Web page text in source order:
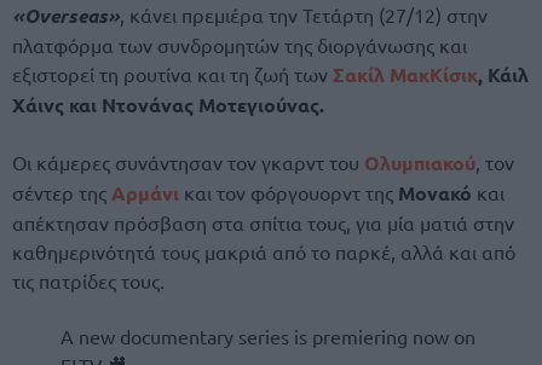
«Overseas», κάνει πρεμιέρα την Τετάρτη (27/12) στην
πλατφόρμα των συνδρομητών της διοργάνωσης και
εξιστορεί τη ρουτίνα και τη ζωή των Σακίλ ΜακΚίσικ, Κάιλ
Χάινς και Ντονάνας Μοτεγιούνας.
Οι κάμερες συνάντησαν τον γκαρντ του Ολυμπιακού , τον
σέντερ της Αρμάνι και τον φόργουορντ της Μονακό και
απέκτησαν πρόσβαση στα σπίτια τους, για μία ματιά στην
καθημερινότητά τους μακριά από το παρκέ, αλλά και από
τις πατρίδες τους.
A new documentary series is premiering now on